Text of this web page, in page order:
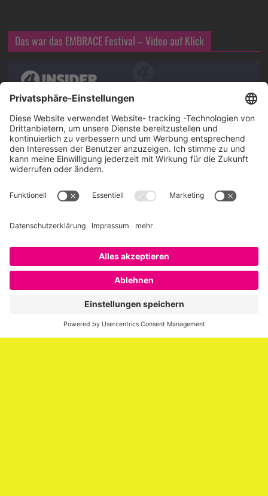
Das war das EMBRACE Festival – Video auf Klick
Über SAATKORN
SAATKORN ist der Blog von Gero Hesse. Seit 2009 schreibt
er über die Themen Employer Branding,